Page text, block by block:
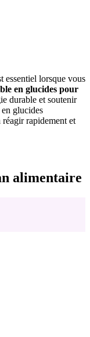
essentiel lorsque vous
en glucides pour
durable et soutenir
glucides
réagir rapidement et
alimentaire